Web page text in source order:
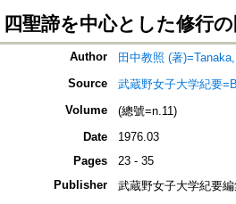
四聖諦を中心とした修行
Author
田中教照 (著
Source
武蔵野女子大学紀要
Volume
(總號=n.11)
Date
1976.03
Pages
23 - 35
Publisher
武蔵野女子大学紀要